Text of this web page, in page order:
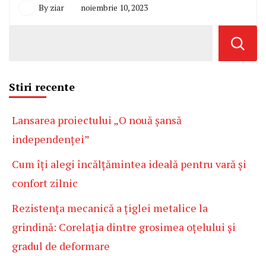
By ziar noiembrie 10, 2023
Stiri recente
Lansarea proiectului „O nouă șansă
independenței”
Cum îți alegi încălțămintea ideală pentru vară și
confort zilnic
Rezistența mecanică a țiglei metalice la
grindină: Corelația dintre grosimea oțelului și
gradul de deformare